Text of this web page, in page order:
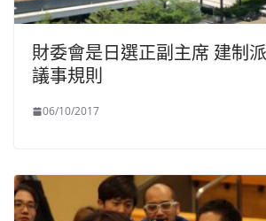
財委會是日選正副主席 建制
議事規則
06/10/2017